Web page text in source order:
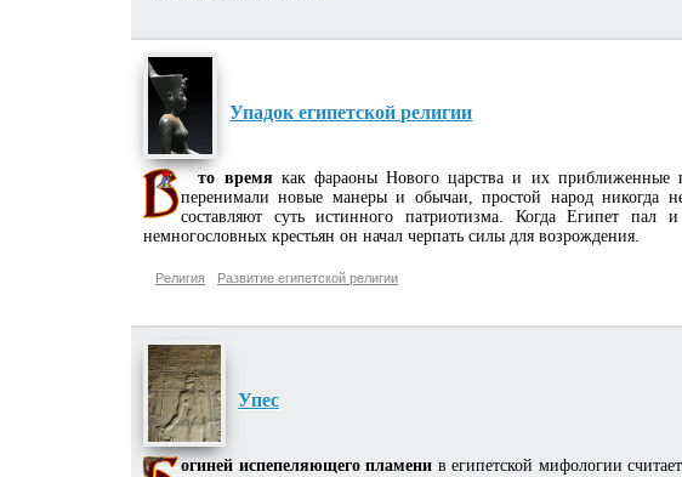
Упадок египетской религии
то времякак фараоны Нового царства и их приближенные
перенимали новые манеры и обычаи, простой народ никогда
составляют суть истинного патриотизма. Когда Египет
немногословных крестьян он начал черпать силы для возрождения.
Религия Развитие египетской религии
Упес
огиней испепеляющего пламени в египетской мифологии